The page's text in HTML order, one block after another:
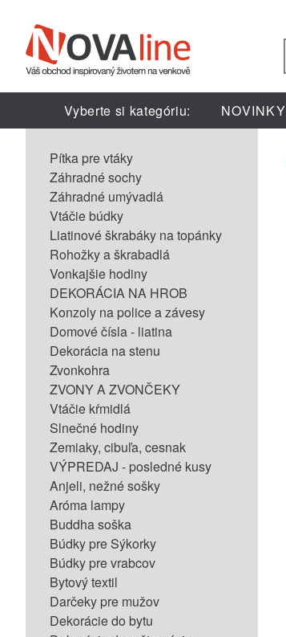
Vyberte si kategóriu: NOVINKY
Pítka pre vtáky
Záhradné sochy
Záhradné umývadlá
Vtáčie búdky
Liatinové škrabáky na topánky
Rohožky a škrabadlá
Vonkajšie hodiny
DEKORÁCIA NA HROB
Konzoly na police a závesy
Domové čísla - liatina
Dekorácia na stenu
Zvonkohra
ZVONY A ZVONČEKY
Vtáčie kŕmidlá
Slnečné hodiny
Zemiaky, cibuľa, cesnak
VÝPREDAJ - posledné kusy
Anjeli, nežné sošky
Aróma lampy
Buddha soška
Búdky pre Sýkorky
Búdky pre vrabcov
Bytový textil
Darčeky pre mužov
Dekorácie do bytu